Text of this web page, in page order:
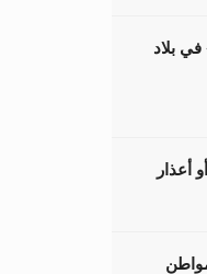
بلاد
أعذار